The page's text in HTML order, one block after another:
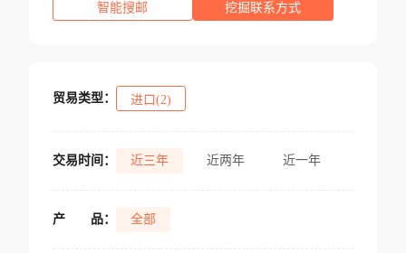
智能搜邮 挖掘联系方式
贸易类型： 进口(2)
交易时间： 近三年 近两年 近一年
产 品： 全部